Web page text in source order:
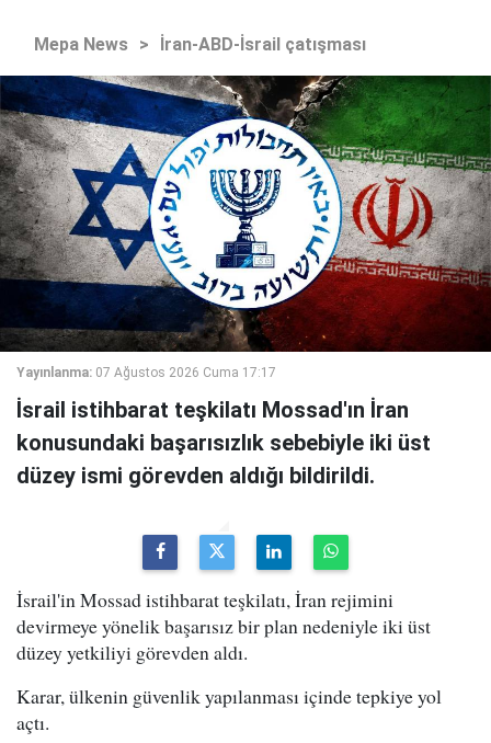
Mepa News > İran-ABD-İsrail çatışması
Yayınlanma: 07 Ağustos 2026 Cuma 17:17
İsrail istihbarat teşkilatı Mossad'ın İran
konusundaki başarısızlık sebebiyle iki üst
düzey ismi görevden aldığı bildirildi.
İsrail'in Mossad istihbarat teşkilatı, İran rejimini
devirmeye yönelik başarısız bir plan nedeniyle iki üst
düzey yetkiliyi görevden aldı.
Karar, ülkenin güvenlik yapılanması içinde tepkiye yol
açtı.